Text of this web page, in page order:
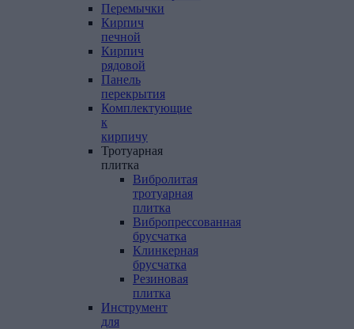
Перемычки
Кирпич
печной
Кирпич
рядовой
Панель
перекрытия
Комплектующие
к
кирпичу
Тротуарная
плитка
Вибролитая
тротуарная
плитка
Вибропрессованная
брусчатка
Клинкерная
брусчатка
Резиновая
плитка
Инструмент
для